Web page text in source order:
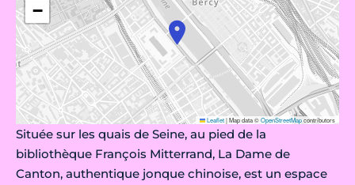
−
Leaflet|Map data ©OpenStreetMapcontributors
Située sur les quais de Seine, au pied de la
bibliothèque François Mitterrand, La Dame de
Canton, authentique jonque chinoise, est un espace